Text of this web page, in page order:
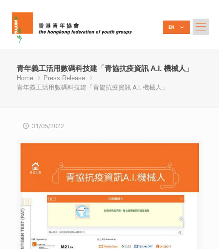
青年義工活用數碼科技建「青協抗疫資訊 A.I. 機械人」
Home
Press Release
青年義工活用數碼科技建「青協抗疫資訊 A.I. 機械人」
31/05/2022